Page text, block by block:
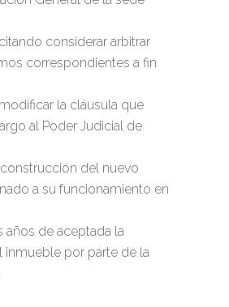
considerar arbitrar
correspondientes a fin
la cláusula que
al Poder Judicial de
del nuevo
a su funcionamiento en
años de aceptada la
inmueble por parte de la